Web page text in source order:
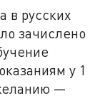
в русских
зачислено
у 1
—